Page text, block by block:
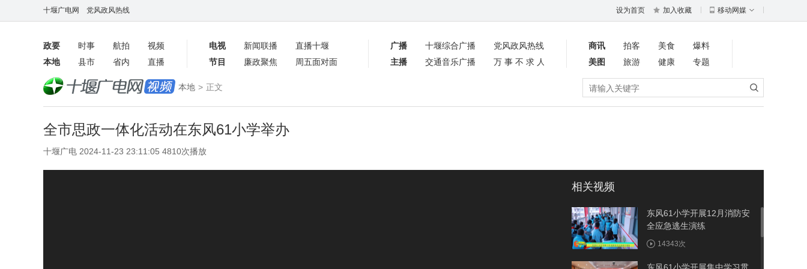
十堰广电网 党风政风热线 设为首页 加入收藏 移动网媒
政要 时事 航拍
视频
本地
县市 省内 直播
电视 新闻联播
直播十堰
节目
廉政聚焦 周五面对面
广播 十堰综合广播
党风政风热线
主播
交通音乐广播 万事不求人
商讯 拍客 美食
爆料
美图
旅游 健康
专题
数字报
本地 > 正文
全市思政一体化活动在东风61小学举办
十堰广电 2024-11-23 23:11:05 4810次播放
相关视频
东风61小学开展12月消防安
全应急逃生演练
14343次